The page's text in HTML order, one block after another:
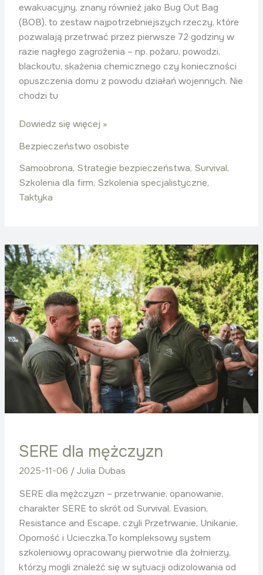
ewakuacyjny, znany również jako Bug Out Bag
(BOB), to zestaw najpotrzebniejszych rzeczy, które
pozwalają przetrwać przez pierwsze 72 godziny w
razie nagłego zagrożenia – np. pożaru, powodzi,
blackoutu, skażenia chemicznego czy konieczności
opuszczenia domu z powodu działań wojennych. Nie
chodzi tu
Dowiedz się więcej »
Bezpieczeństwo osobiste
Samoobrona, Strategie bezpieczeństwa, Survival,
Szkolenia dla firm, Szkolenia specjalistyczne,
Taktyka
SERE dla mężczyzn
2025-11-06 / Julia Dubas
SERE dla mężczyzn – przetrwanie, opanowanie,
charakter SERE to skrót od Survival, Evasion,
Resistance and Escape, czyli Przetrwanie, Unikanie,
Oporność i Ucieczka.To kompleksowy system
szkoleniowy opracowany pierwotnie dla żołnierzy,
którzy mogli znaleźć się w sytuacji odizolowania od
SERE
dla
mężczyzn